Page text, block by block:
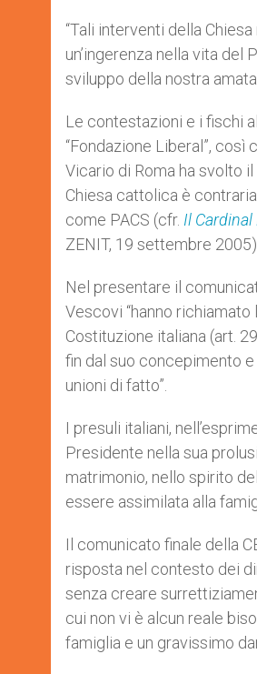
“Tali interventi della
un’ingerenza nella vita
sviluppo della nostra
Le contestazioni e i fischi
“Fondazione Liberal”,
Vicario di Roma ha svolto
Chiesa cattolica è
come PACS (cfr. Il
ZENIT, 19 settembre 2005).
Nel presentare il
Vescovi “hanno
Costituzione italiana (art.
fin dal suo concepimento
unioni di fatto”.
I presuli italiani,
Presidente nella sua
matrimonio, nello spirito
essere assimilata alla
Il comunicato finale della
risposta nel contesto dei
senza creare
cui non vi è alcun reale
famiglia e un gravissimo